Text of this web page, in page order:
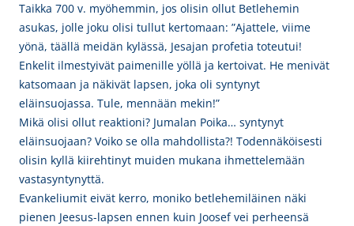
Taikka 700 v. myöhemmin, jos olisin ollut Betlehemin
asukas, jolle joku olisi tullut kertomaan: ”Ajattele, viime
yönä, täällä meidän kylässä, Jesajan profetia toteutui!
Enkelit ilmestyivät paimenille yöllä ja kertoivat. He menivät
katsomaan ja näkivät lapsen, joka oli syntynyt
eläinsuojassa. Tule, mennään mekin!”
Mikä olisi ollut reaktioni? Jumalan Poika… syntynyt
eläinsuojaan? Voiko se olla mahdollista?! Todennäköisesti
olisin kyllä kiirehtinyt muiden mukana ihmettelemään
vastasyntynyttä.
Evankeliumit eivät kerro, moniko betlehemiläinen näki
pienen Jeesus-lapsen ennen kuin Joosef vei perheensä